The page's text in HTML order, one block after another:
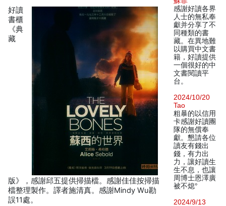
好讀
書櫃
《典
藏
版》，感謝邱五提供掃描檔。感謝佳佳按掃描
檔整理製作。譯者施清真。感謝Mindy Wu勘
誤11處。
感謝好讀各界
人士的無私奉
獻并分享了不
同種類的書
藏。在異地難
以購買中文書
籍，好讀提供
一個很好的中
文書閱讀平
台。
2024/10/20
Tao
粗暴的以信用
卡感謝好讀團
隊的無償奉
獻。懇請各位
讀友有錢出
錢，有力出
力，讓好讀生
生不息，也讓
周博士恩澤廣
被不熄°
2024/9/13